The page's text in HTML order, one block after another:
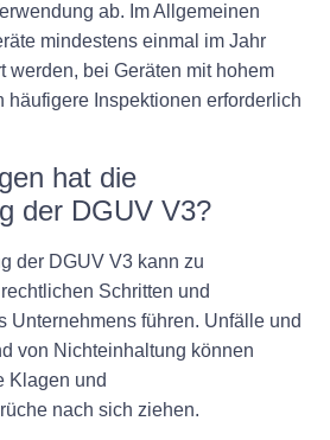
ab. Im Allgemeinen
mindestens einmal im Jahr
werden, bei Geräten mit hohem
häufigere Inspektionen erforderlich
hat die
der DGUV V3?
der DGUV V3 kann zu
Schritten und
Unternehmens führen. Unfälle und
von Nichteinhaltung können
Klagen und
nach sich ziehen.